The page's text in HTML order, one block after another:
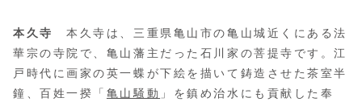
本久寺
本久寺は、三重県亀山市の亀山城近くにある法
華宗の寺院で、亀山藩主だった石川家の菩提寺です。江
戸時代に画家の英一蝶が下絵を描いて鋳造させた茶室半
鐘、百姓一揆「 亀山騒動 」を鎮め治水にも貢献した奉